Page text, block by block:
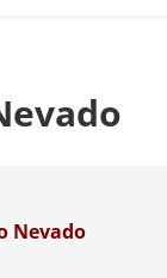
Nevado